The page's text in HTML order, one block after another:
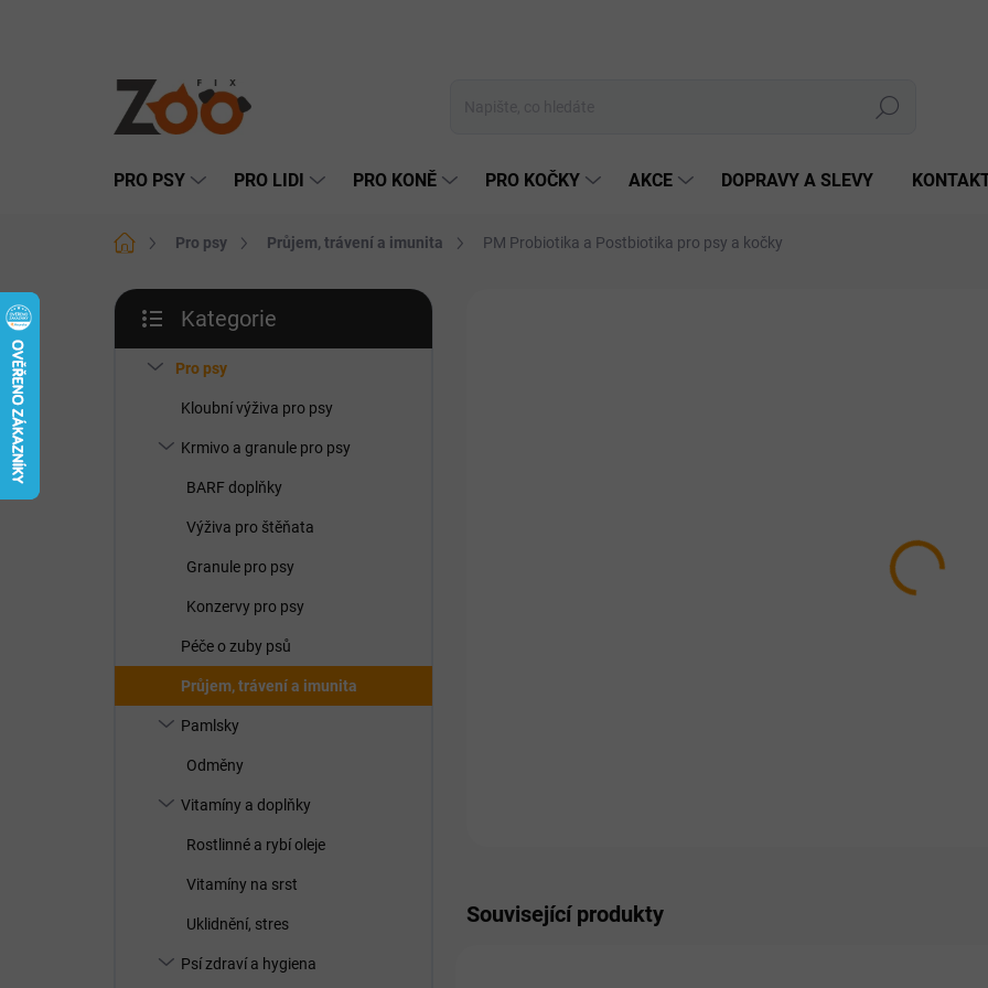
Hledat
PRO PSY PRO LIDI PRO KONĚ PRO KOČKY AKCE DOPRAVY A SLEVY
Domů Pro psy Průjem, trávení a imunita PM Probiotika a Postbiotika pro psy a kočky
P
s
kategorie
Kategorie
Pro psy
Kloubní výživa pro psy
Krmivo a granule pro psy
BARF doplňky
Výživa pro štěňata
Granule pro psy
Konzervy pro psy
Péče o zuby psů
Průjem, trávení a imunita
Pamlsky
Odměny
Vitamíny a doplňky
Rostlinné a rybí oleje
Vitamíny na srst
Uklidnění, stres
Psí zdraví a hygiena
Související produkty